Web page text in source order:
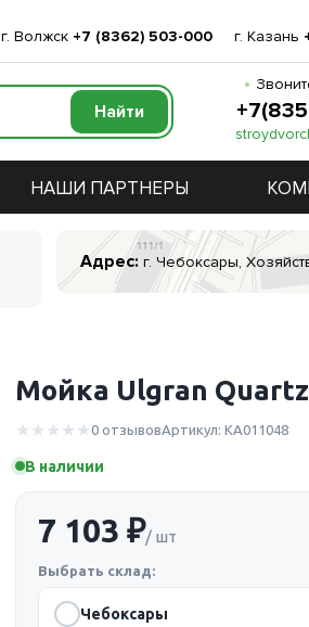
г. Волжск +7 (8362) 503-000 г. Казань
НАШИ ПАРТНЕРЫ
Адрес: г. Чебоксары,
Мойка Ulgran
0 отзывовАртикул: КА011048
В наличии
7 103 ₽/ шт
Выбрать склад:
Чебоксары